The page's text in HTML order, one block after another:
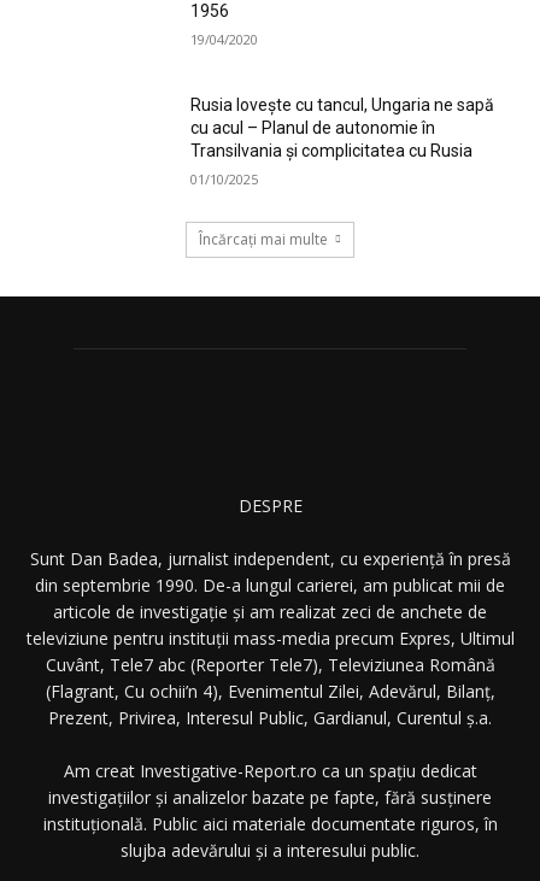
1956
19/04/2020
Rusia lovește cu tancul, Ungaria ne sapă
cu acul – Planul de autonomie în
Transilvania și complicitatea cu Rusia
01/10/2025
Încărcați mai multe
DESPRE
Sunt Dan Badea, jurnalist independent, cu experiență în presă
din septembrie 1990. De-a lungul carierei, am publicat mii de
articole de investigație și am realizat zeci de anchete de
televiziune pentru instituții mass-media precum Expres, Ultimul
Cuvânt, Tele7 abc (Reporter Tele7), Televiziunea Română
(Flagrant, Cu ochii’n 4), Evenimentul Zilei, Adevărul, Bilanț,
Prezent, Privirea, Interesul Public, Gardianul, Curentul ș.a.
Am creat Investigative-Report.ro ca un spațiu dedicat
investigațiilor și analizelor bazate pe fapte, fără susținere
instituțională. Public aici materiale documentate riguros, în
slujba adevărului și a interesului public.